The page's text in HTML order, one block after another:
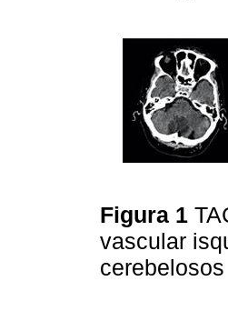
Figura 1
vascular
cerebelosos